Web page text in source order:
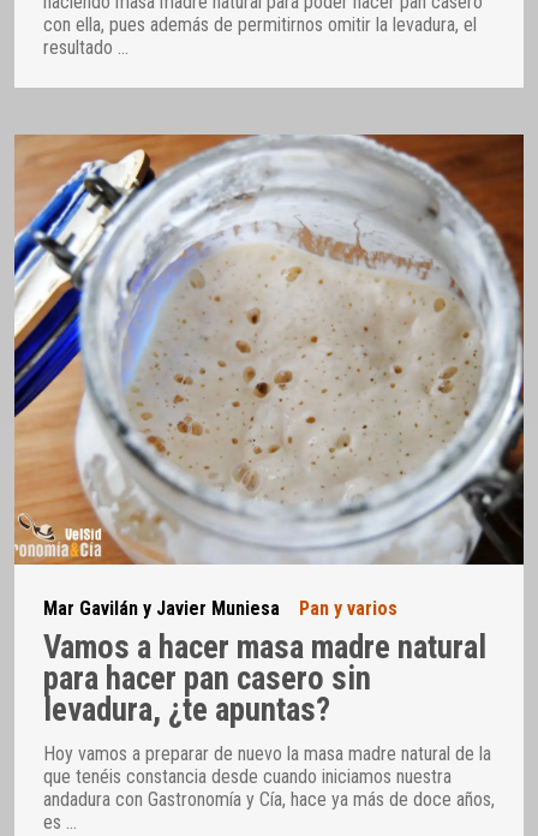
con ella, pues además de permitirnos omitir la levadura, el
resultado …
Mar Gavilán y Javier Muniesa Pan y varios
Vamos a hacer masa madre natural
para hacer pan casero sin
levadura, ¿te apuntas?
Hoy vamos a preparar de nuevo la masa madre natural de la
que tenéis constancia desde cuando iniciamos nuestra
andadura con Gastronomía y Cía, hace ya más de doce años,
es …